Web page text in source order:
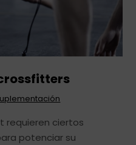
requieren ciertos
potenciar su